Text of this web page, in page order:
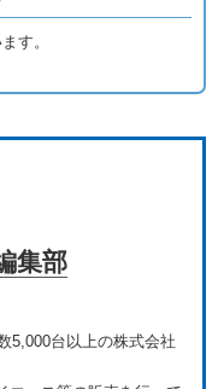
す。
集部
5,000台以上の株式会社